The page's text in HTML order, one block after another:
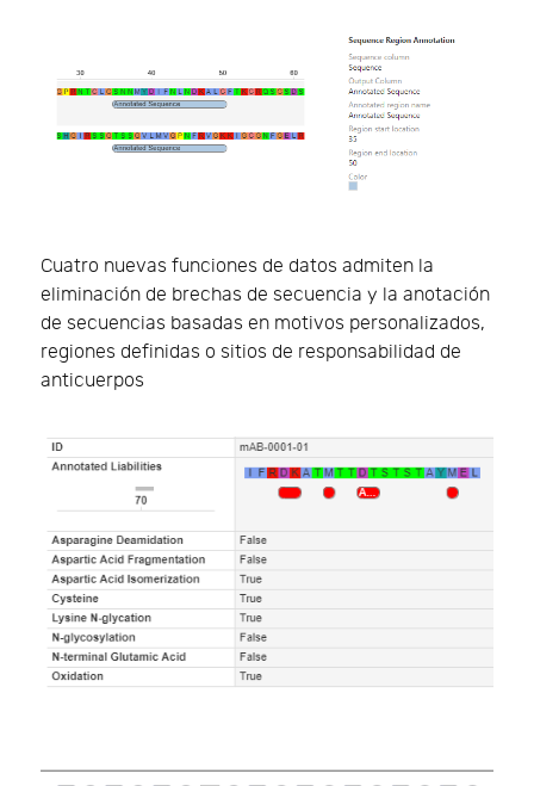
Cuatro nuevas funciones de datos admiten la
eliminación de brechas de secuencia y la anotación
de secuencias basadas en motivos personalizados,
regiones definidas o sitios de responsabilidad de
anticuerpos